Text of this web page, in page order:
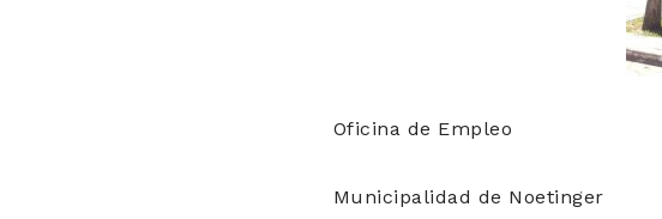
Oficina de Empleo
Municipalidad de Noetinger